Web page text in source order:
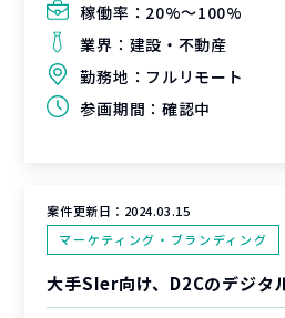
稼働率： 20%〜100%
業界： 建設・不動産
勤務地： フルリモート
参画期間： 確認中
案件更新日： 2024.03.15
マーケティング・ブランディング
大手SIer向け、D2Cのデジタ